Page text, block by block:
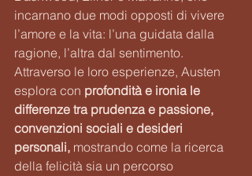
incarnano due modi opposti di vivere
l’amore e la vita: l’una guidata dalla
ragione, l’altra dal sentimento.
Attraverso le loro esperienze, Austen
esplora con profondità e ironia le
differenze tra prudenza e passione,
convenzioni sociali e desideri
personali, mostrando come la ricerca
della felicità sia un percorso